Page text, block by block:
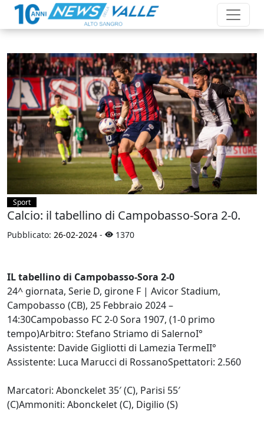
Sport
Calcio: il tabellino di Campobasso-Sora 2-0.
Pubblicato: 26-02-2024 - 1370
IL tabellino di Campobasso-Sora 2-0
24^ giornata, Serie D, girone F | Avicor Stadium,
Campobasso (CB), 25 Febbraio 2024 –
14:30Campobasso FC 2-0 Sora 1907, (1-0 primo
tempo)Arbitro: Stefano Striamo di SalernoI°
Assistente: Davide Gigliotti di Lamezia TermeII°
Assistente: Luca Marucci di RossanoSpettatori: 2.560
Marcatori: Abonckelet 35′ (C), Parisi 55′
(C)Ammoniti: Abonckelet (C), Digilio (S)